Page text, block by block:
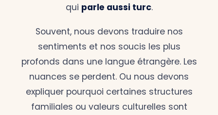
qui parle aussi turc.
Souvent, nous devons traduire nos
sentiments et nos soucis les plus
profonds dans une langue étrangère. Les
nuances se perdent. Ou nous devons
expliquer pourquoi certaines structures
familiales ou valeurs culturelles sont